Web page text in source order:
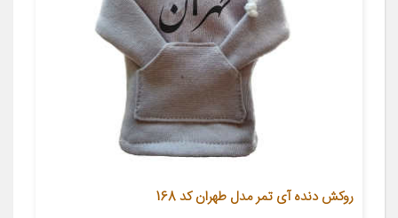
روکش دنده آی تمر مدل طهران کد 168